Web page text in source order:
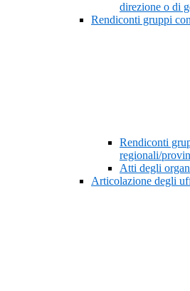
direzione o di
Rendiconti gruppi
Rendiconti
regionali/
Atti degli
Articolazione degli